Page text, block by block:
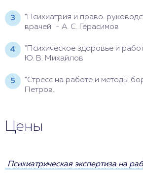
"Психиатрия и право:
врачей" - А. С. Герасимов
"Психическое здоровье и
Ю. В. Михайлов
"Стресс на работе и методы
Петров.
Цены
Психиатрическая экспертиза на